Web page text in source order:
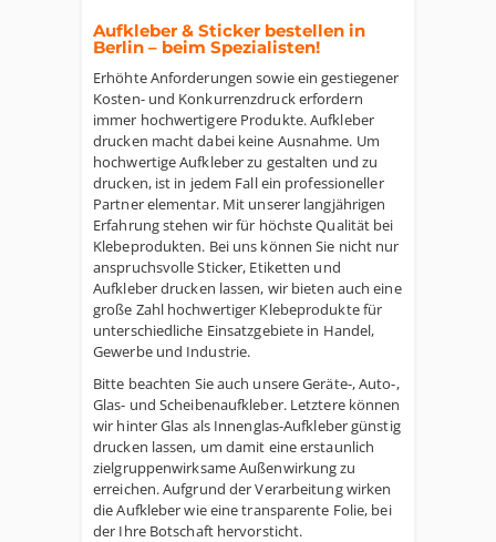
Aufkleber & Sticker bestellen in
Berlin – beim Spezialisten!
Erhöhte Anforderungen sowie ein gestiegener
Kosten- und Konkurrenzdruck erfordern
immer hochwertigere Produkte. Aufkleber
drucken macht dabei keine Ausnahme. Um
hochwertige Aufkleber zu gestalten und zu
drucken, ist in jedem Fall ein professioneller
Partner elementar. Mit unserer langjährigen
Erfahrung stehen wir für höchste Qualität bei
Klebeprodukten. Bei uns können Sie nicht nur
anspruchsvolle Sticker, Etiketten und
Aufkleber drucken lassen, wir bieten auch eine
große Zahl hochwertiger Klebeprodukte für
unterschiedliche Einsatzgebiete in Handel,
Gewerbe und Industrie.
Bitte beachten Sie auch unsere Geräte-, Auto-,
Glas- und Scheibenaufkleber. Letztere können
wir hinter Glas als Innenglas-Aufkleber günstig
drucken lassen, um damit eine erstaunlich
zielgruppenwirksame Außenwirkung zu
erreichen. Aufgrund der Verarbeitung wirken
die Aufkleber wie eine transparente Folie, bei
der Ihre Botschaft hervorsticht.